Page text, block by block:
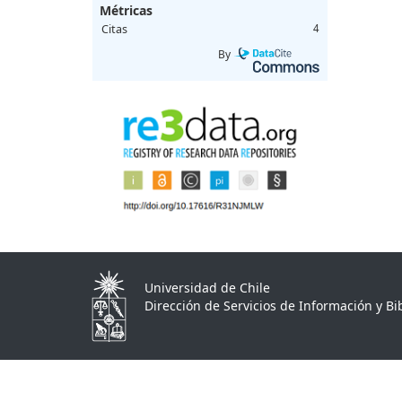
Métricas
Citas 4
By
Universidad de Chile
Dirección de Servicios de Información y